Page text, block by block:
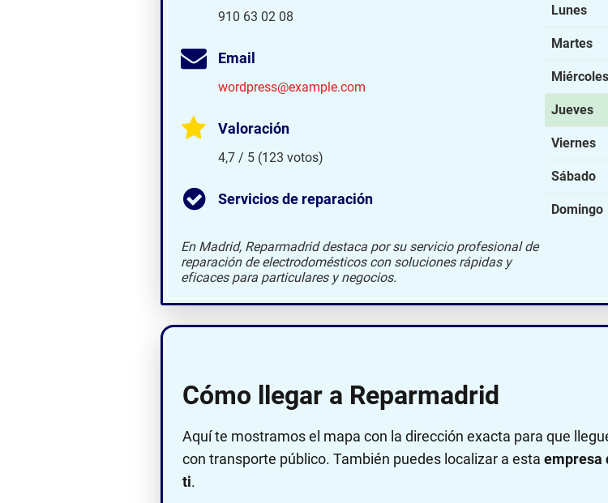
910 63 02 08
Email
wordpress@example.com
Valoración
4,7 / 5 (123 votos)
Servicios de reparación
En Madrid, Reparmadrid destaca por su servicio profesional de
reparación de electrodomésticos con soluciones rápidas y
eficaces para particulares y negocios.
Lunes
Martes
Miércoles
Jueves
Viernes
Sábado
Domingo
Cómo llegar a Reparmadrid
Aquí te mostramos el mapa con la dirección exacta para que
con transporte público. También puedes localizar a esta empresa
ti.